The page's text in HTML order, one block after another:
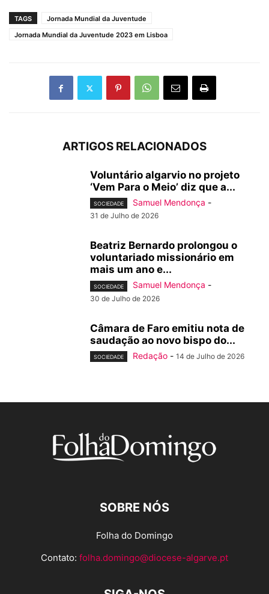
TAGS
Jornada Mundial da Juventude
Jornada Mundial da Juventude 2023 em Lisboa
ARTIGOS RELACIONADOS
Voluntário algarvio no projeto
‘Vem Para o Meio’ diz que a...
SOCIEDADE Samuel Mendonça -
31 de Julho de 2026
Beatriz Bernardo prolongou o
voluntariado missionário em
mais um ano e...
SOCIEDADE Samuel Mendonça -
30 de Julho de 2026
Câmara de Faro emitiu nota de
saudação ao novo bispo do...
SOCIEDADE Redação - 14 de Julho de 2026
SOBRE NÓS
Folha do Domingo
Contato: folha.domingo@diocese-algarve.pt